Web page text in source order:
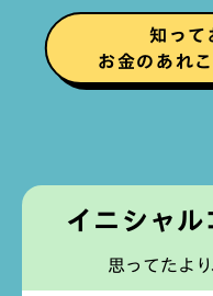
知って
お金のあれ
イニシャル
思ってたよ